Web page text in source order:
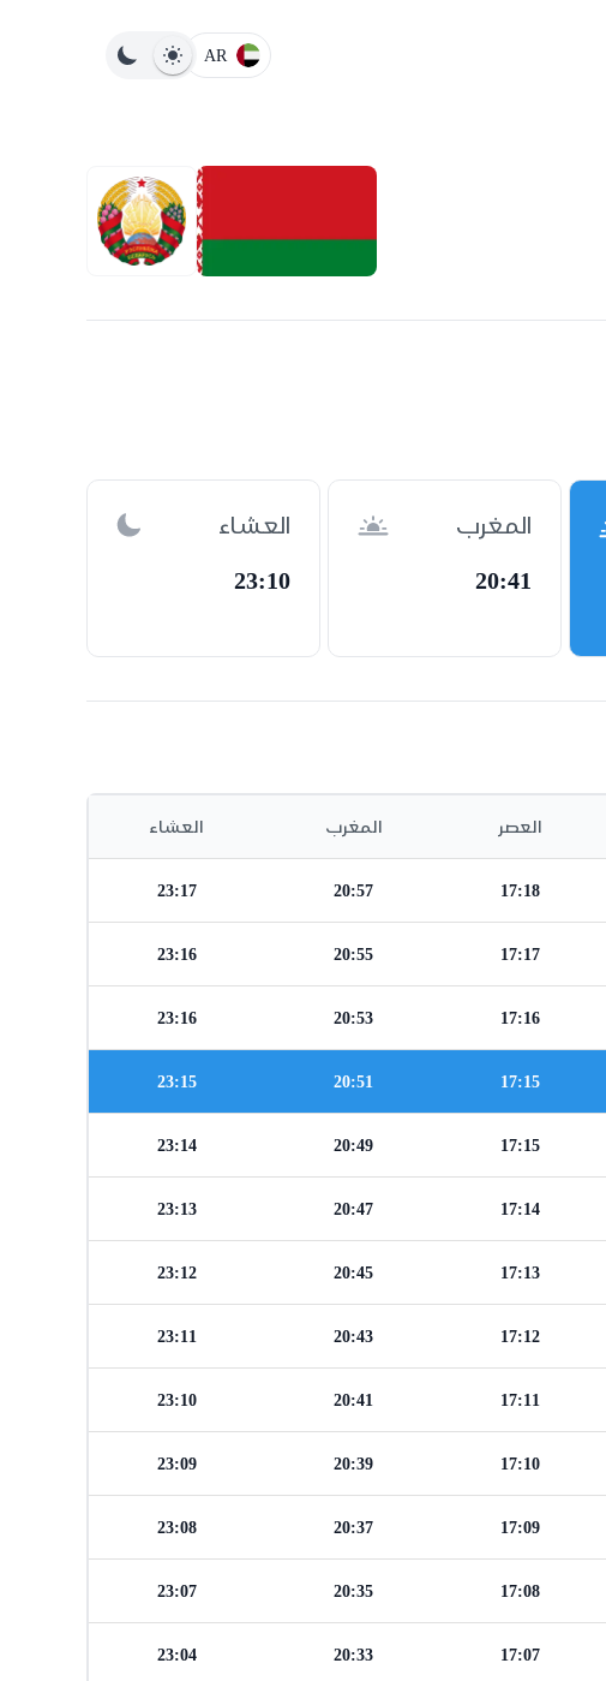
AR
المغرب
20:41
العشاء
23:10
العصر المغرب العشاء
17:18
20:57
23:17
17:17
20:55
23:16
17:16
20:53
23:16
17:15
20:51
23:15
17:15
20:49
23:14
17:14
20:47
23:13
17:13
20:45
23:12
17:12
20:43
23:11
17:11
20:41
23:10
17:10
20:39
23:09
17:09
20:37
23:08
17:08
20:35
23:07
17:07
20:33
23:04